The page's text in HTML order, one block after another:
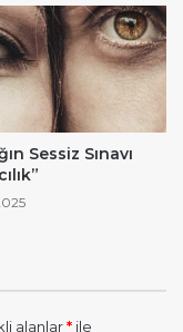
Sessiz Sınavı
alanlar* ile